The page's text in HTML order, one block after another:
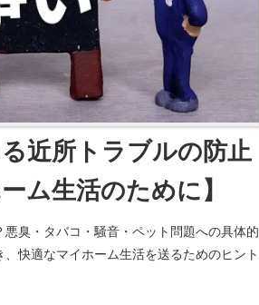
近所トラブルの防止
ム生活のために】
臭・タバコ・騒音・ペット問題への具体的
快適なマイホーム生活を送るためのヒント